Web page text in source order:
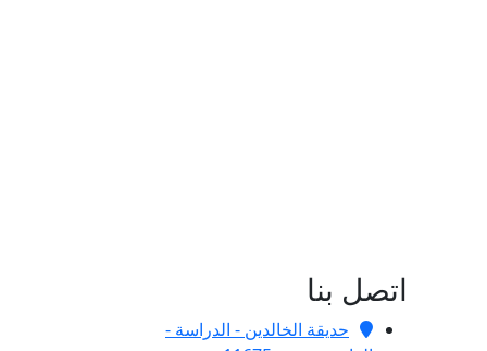
اتصل بنا
حديقة الخالدين - الدراسة -